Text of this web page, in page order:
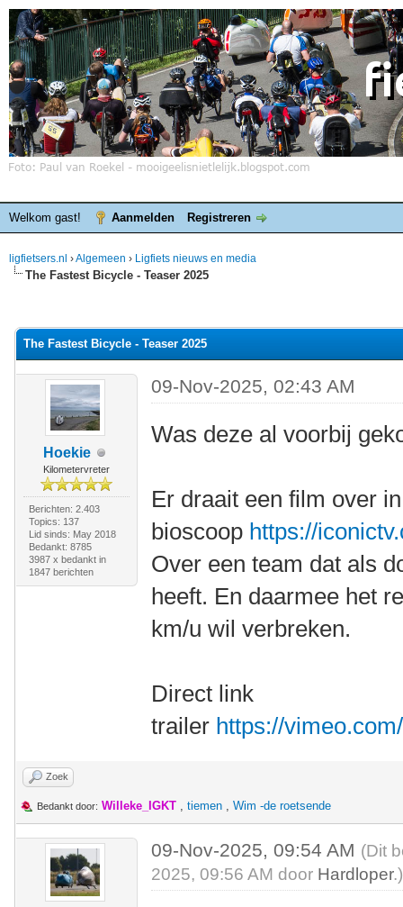
Welkom gast! Aanmelden Registreren
ligfietsers.nl ›Algemeen › Ligfiets nieuws en media
The Fastest Bicycle - Teaser 2025
The Fastest Bicycle - Teaser 2025
Hoekie
Kilometervreter
Berichten: 2.403
Topics: 137
Lid sinds: May 2018
Bedankt: 8785
3987 x bedankt in
1847 berichten
09-Nov-2025, 02:43 AM
Was deze al voorbij
Er draait een film over
bioscoop https://
Over een team dat als
heeft. En daarmee het
km/u wil verbreken.
Direct link
trailer https://
Zoek
Bedankt door: Willeke_IGKT , tiemen , Wim -de roetsende
09-Nov-2025, 09:54 AM (Dit
2025, 09:56 AM door Hardloper.)